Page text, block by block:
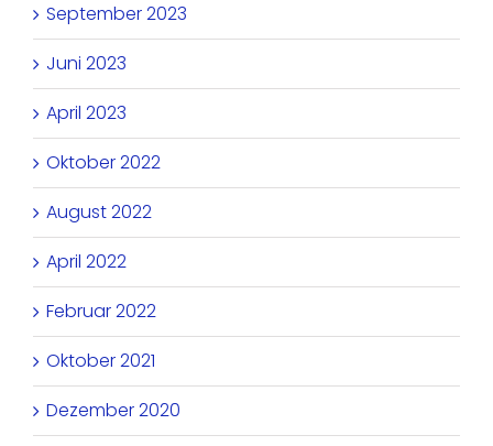
September 2023
Juni 2023
April 2023
Oktober 2022
August 2022
April 2022
Februar 2022
Oktober 2021
Dezember 2020